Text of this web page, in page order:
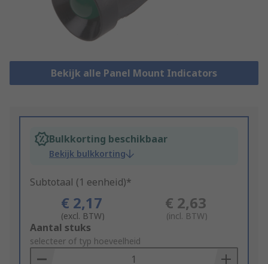
Bekijk alle Panel Mount Indicators
Bulkkorting beschikbaar
Bekijk bulkkorting
Subtotaal (1 eenheid)*
€ 2,17
(excl. BTW)
€ 2,63
(incl. BTW)
Add
to
Basket
Aantal stuks
selecteer of typ hoeveelheid